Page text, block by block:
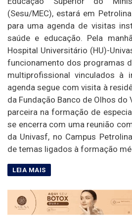
(Sesu/MEC), estará em
para uma agenda de visitas
saúde e educação. Pela
Hospital Universitário (HU)-
funcionamento dos programas
multiprofissional vinculados à
agenda segue com visita à
da Fundação Banco de Olhos do
parceira na formação de
se encerra com uma reunião
da Univasf, no Campus
de temas ligados à formação